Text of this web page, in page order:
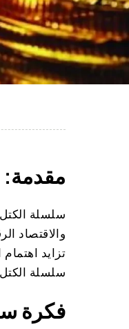
مقدمة:
سلسلة
والاقتصاد
تزايد
سلسلة
فكرة